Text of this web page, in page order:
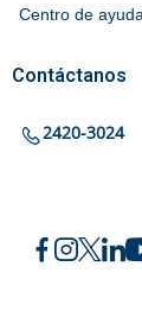
Centro de ayuda
Contáctanos
2420-3024